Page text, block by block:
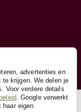
advertenties en
krijgen. We delen je
Voor verdere details
. Google verwerkt
haar eigen